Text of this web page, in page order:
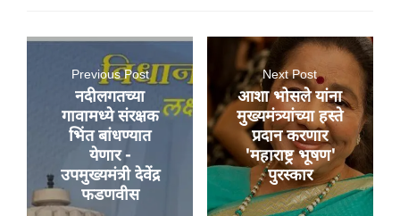
Previous Post
नदीलगतच्या
गावामध्ये संरक्षक
भिंत बांधण्यात
येणार -
उपमुख्यमंत्री देवेंद्र
फडणवीस
Next Post
आशा भोसले यांना
मुख्यमंत्र्यांच्या हस्ते
प्रदान करणार
'महाराष्ट्र भूषण'
पुरस्कार